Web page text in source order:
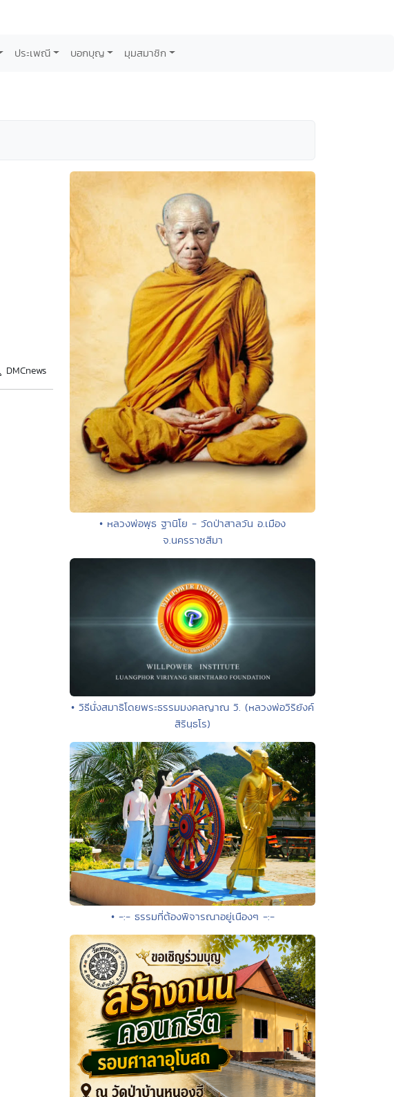
ประเพณี บอกบุญ มุมสมาชิก
DMCnews
• หลวงพ่อพุธ ฐานิโย - วัดป่าสาลวัน อ.เมือง
จ.นครราชสีมา
• วิธีนั่งสมาธิโดยพระธรรมมงคลญาณ วิ. (หลวงพ่อวิริยังค์
สิรินฺธโร)
• -:- ธรรมที่ต้องพิจารณาอยู่เนืองๆ -:-